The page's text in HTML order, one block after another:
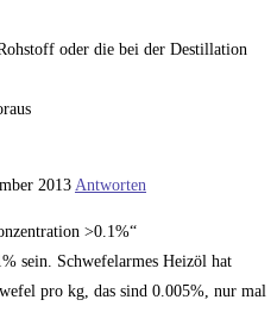
oder die bei der Destillation
2013 Antworten
>0.1%“
sein. Schwefelarmes Heizöl hat
pro kg, das sind 0.005%, nur mal